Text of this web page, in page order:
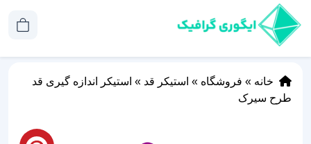
خانه » فروشگاه » استیکر قد » استیکر اندازه گیری قد
طرح سیرک